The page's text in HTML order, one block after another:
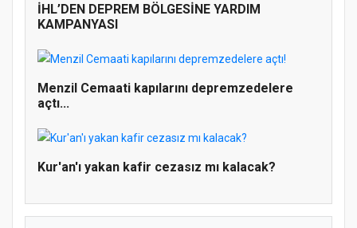
Doğanyol'da Temel Dini Bilgiler Sınavı
İHL’DEN DEPREM BÖLGESİNE YARDIM
KAMPANYASI
Menzil Cemaati kapılarını depremzedelere
açtı...
Kur'an'ı yakan kafir cezasız mı kalacak?